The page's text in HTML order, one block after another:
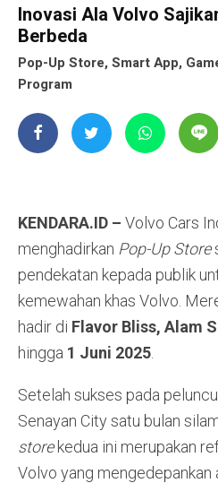
Inovasi Ala Volvo
Berbeda
Pop-Up Store, Smart App,
Program
KENDARA.ID – Volvo Cars
menghadirkan Pop-Up Store
pendekatan kepada publik
kemewahan khas Volvo.
hadir di Flavor Bliss, Alam
hingga 1 Juni 2025
Setelah sukses pada
Senayan City satu bulan
storekedua ini merupakan
Volvo yang mengedepankan